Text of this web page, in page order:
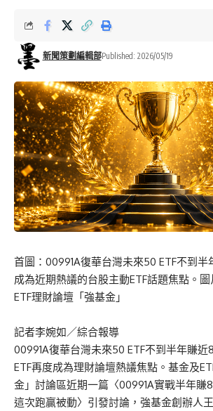
新聞策劃編輯部Published: 2026/05/19
首圖：00991A復華台灣未來50 ETF不到半
成為近期熱議的台股主動ETF話題焦點。
ETF理財論壇「強基金」
記者李婉如／綜合報導
00991A復華台灣未來50 ETF不到半年賺
ETF再度成為理財論壇熱議焦點。基金及
金」討論區近期一篇〈00991A實戰半年賺
這次跑贏被動〉引發討論，強基金創辦人